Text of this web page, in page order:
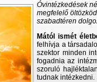
Óvintézkedések
megfelelő
szabadtéren
Mától ismét
felhívja a
szektor minden
fogadnia az
szoruló
tudnak intézkedni.